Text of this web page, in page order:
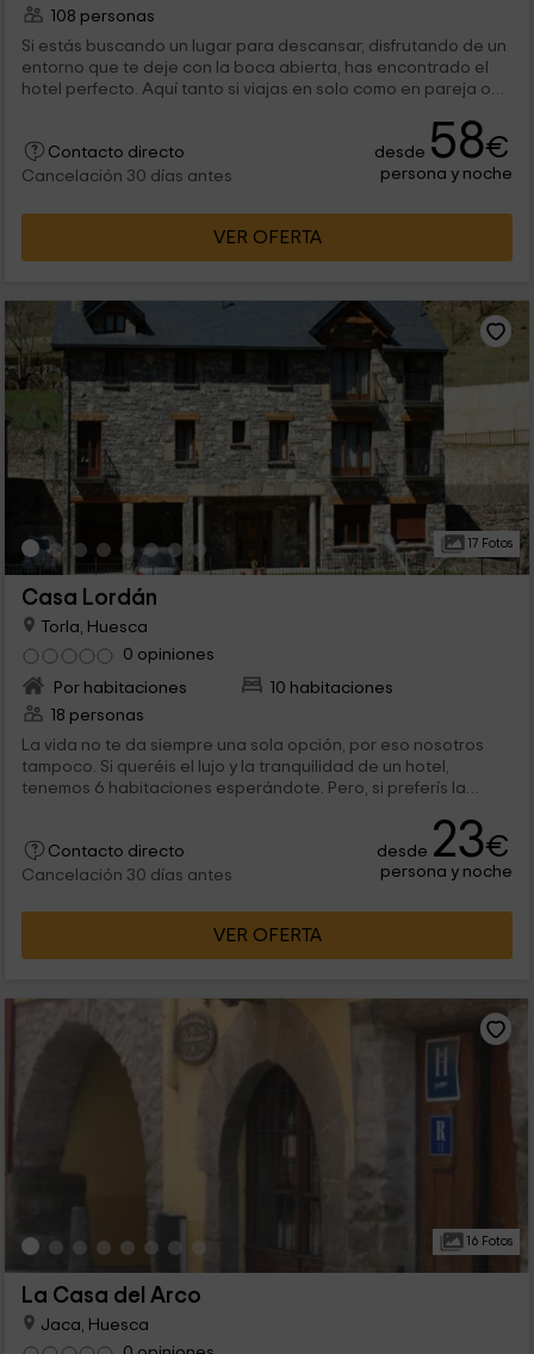
108 personas
Si estás buscando un lugar para descansar, disfrutando de un
entorno que te deje con la boca abierta, has encontrado el
hotel perfecto. Aquí tanto si viajas en solo como en pareja o
acondicionadas tanto en el exterior como en su interior, llenas
de lujos y comodidades. No es sólo el hotel en sí, ni su SPA, es
la localización, casi mimetizándose con el ambiente de los
Contacto directo
Cancelación 30 días antes
desde 58€
persona y noche
VER OFERTA
17 Fotos
Casa Lordán
Torla, Huesca
0 opiniones
Por habitaciones
10 habitaciones
18 personas
La vida no te da siempre una sola opción, por eso nosotros
tampoco. Si queréis el lujo y la tranquilidad de un hotel,
tenemos 6 habitaciones esperándote. Pero, si preferís la
tenemos 2 alojamientos perfectos para vosotros. Contadnos
que es lo que necesitáis.
Contacto directo
Cancelación 30 días antes
desde 23€
persona y noche
VER OFERTA
16 Fotos
La Casa del Arco
Jaca, Huesca